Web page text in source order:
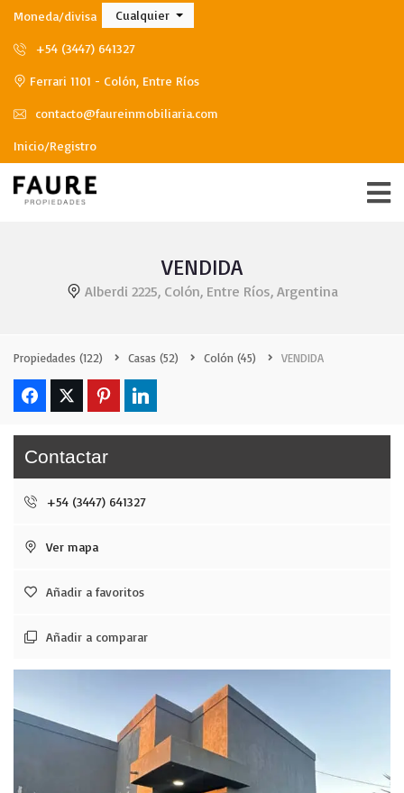
Moneda/divisa Cualquier
+54 (3447) 641327
Ferrari 1101 - Colón, Entre Ríos
contacto@faureinmobiliaria.com
Inicio/Registro
VENDIDA
Alberdi 2225, Colón, Entre Ríos, Argentina
Propiedades (122) Casas (52) Colón (45) VENDIDA
Contactar
+54 (3447) 641327
Ver mapa
Añadir a favoritos
Añadir a comparar